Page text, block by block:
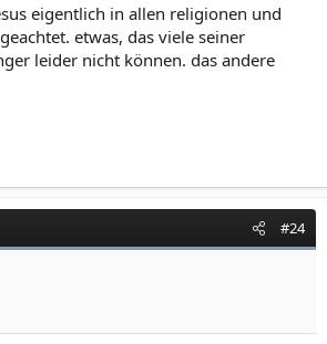
eigentlich in allen religionen und
etwas, das viele seiner
leider nicht können. das andere
#24